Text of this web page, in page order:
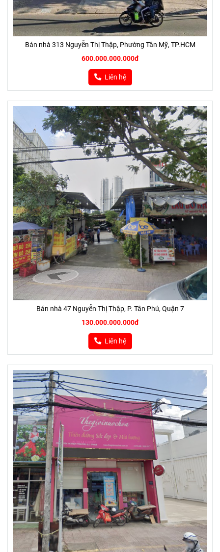
Bán nhà 313 Nguyễn Thị Thập, Phường Tân Mỹ, TP.HCM
600.000.000.000đ
Liên hệ
Bán nhà 47 Nguyễn Thị Thập, P. Tân Phú, Quận 7
130.000.000.000đ
Liên hệ